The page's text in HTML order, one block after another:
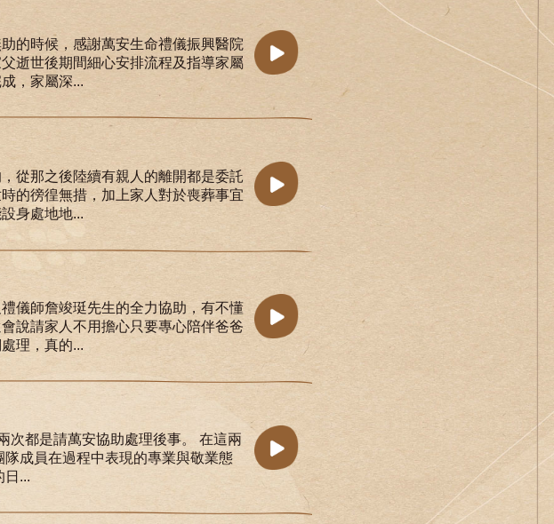
的時候，感謝萬安生命禮儀振興醫院
逝世後期間細心安排流程及指導家屬
，家屬深...
從那之後陸續有親人的離開都是委託
的徬徨無措，加上家人對於喪葬事宜
身處地地...
儀師詹竣珽先生的全力協助，有不懂
說請家人不用擔心只要專心陪伴爸爸
理，真的...
次都是請萬安協助處理後事。 在這兩
成員在過程中表現的專業與敬業態
日...